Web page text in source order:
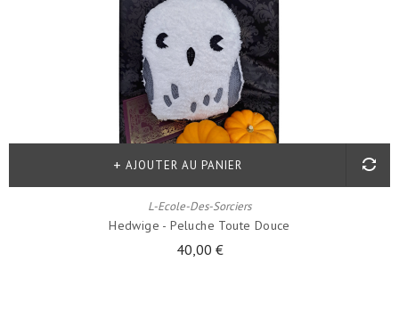
L-Ecole-Des-Sorciers
Hedwige - Peluche Toute Douce
40,00 €
AJOUTER AU PANIER